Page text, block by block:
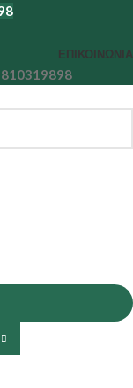
ΕΠΙΚΟΙΝΩΝΊΑ